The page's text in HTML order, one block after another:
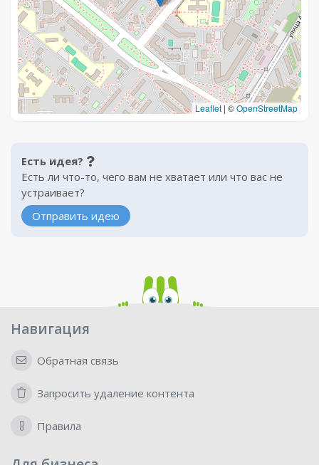
Leaflet| ©OpenStreetMap
Есть идея?
Есть ли что-то, чего вам не хватает или что вас не
устраивает?
Отправить идею
Навигация
Обратная связь
Запросить удаление контента
Правила